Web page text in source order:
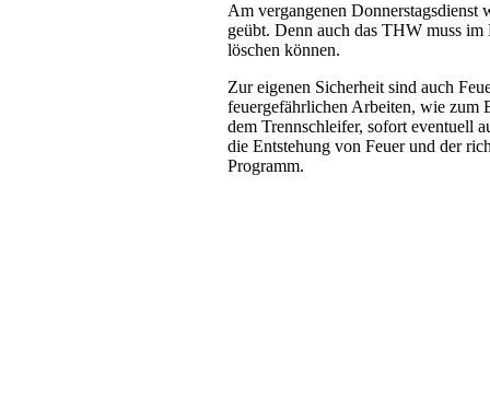
Am vergangenen Donnerstagsdienst
geübt. Denn auch das THW muss im
löschen können.
Zur eigenen Sicherheit sind auch
feuergefährlichen Arbeiten, wie zum
dem Trennschleifer, sofort eventuell
die Entstehung von Feuer und der
Programm.